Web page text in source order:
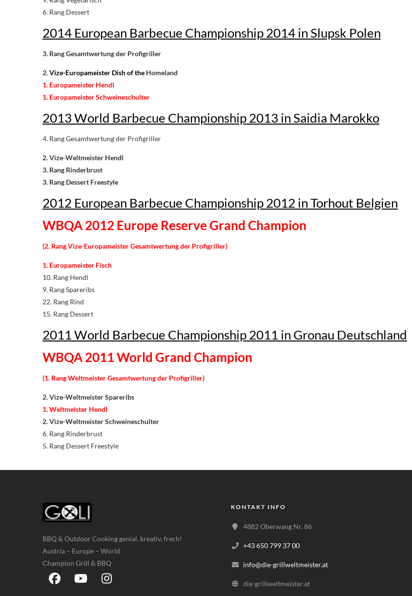
6. Rang Dessert
2014 European Barbecue Championship 2014 in Slupsk Polen
3. Rang Gesamtwertung der Profigriller
2.Vize-Europameister Dish of the Homeland
1. Europameister Hendl
1. Europameister Schweineschulter
2013 World Barbecue Championship 2013 in Saidia Marokko
4. Rang Gesamtwertung der Profigriller
2. Vize-Weltmeister Hendl
3. Rang Rinderbrust
3. Rang Dessert Freestyle
2012 European Barbecue Championship 2012 in Torhout Belgien
WBQA 2012 Europe Reserve Grand Champion
(2. Rang Vize-Europameister Gesamtwertungder Profigriller)
1. Europameister Fisch
10. Rang Hendl
9. Rang Spareribs
22. Rang Rind
15. Rang Dessert
2011 World Barbecue Championship 2011 in Gronau Deutschland
WBQA 2011 World Grand Champion
(1. Rang Weltmeister Gesamtwertungder Profigriller)
2. Vize-Weltmeister Spareribs
1. Weltmeister Hendl
2. Vize-Weltmeister Schweineschulter
6. Rang Rinderbrust
5. Rang Dessert Freestyle
BBQ & Outdoor Cooking genial, kreativ, frech!
Austria – Europe – World
Champion Grill & BBQ
KONTAKT INFO
4882 Oberwang Nr. 86
+43 650 799 37 00
info@die-grillweltmeister.at
die-grillweltmeister.at